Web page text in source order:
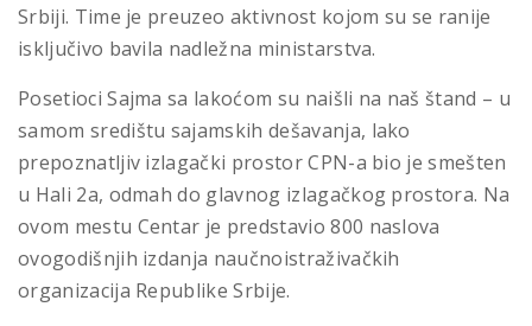
Srbiji. Time je preuzeo aktivnost kojom su se ranije
isključivo bavila nadležna ministarstva.
Posetioci Sajma sa lakoćom su naišli na naš štand – u
samom središtu sajamskih dešavanja, lako
prepoznatljiv izlagački prostor CPN-a bio je smešten
u Hali 2a, odmah do glavnog izlagačkog prostora. Na
ovom mestu Centar je predstavio 800 naslova
ovogodišnjih izdanja naučnoistraživačkih
organizacija Republike Srbije.